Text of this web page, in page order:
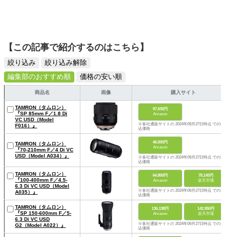
【この記事で紹介するのはこちら】
絞り込み
絞り込み解除
編集部のおすすめ順
価格の安い順
商品名 画像 購入サイト
TAMRON（タムロン）
『SP 85mm F／1.8 Di
VC USD（Model
F016）』
97,630円
Amazon
※各社通販サイトの 2024年09月27日時点 での税
込価格
TAMRON（タムロン）
『70-210mm F／4 Di VC
USD（Model A034）』
46,500円
Amazon
※各社通販サイトの 2024年09月27日時点 での税
込価格
TAMRON（タムロン）
『100-400mm F／4.5-
6.3 Di VC USD（Model
A035）』
64,800円
Amazon
78,145円
楽天市場
※各社通販サイトの 2024年09月27日時点 での税
込価格
TAMRON（タムロン）
『SP 150-600mm F／5-
6.3 Di VC USD
G2（Model A022）』
136,138円
Amazon
142,950円
楽天市場
※各社通販サイトの 2024年09月27日時点 での税
込価格